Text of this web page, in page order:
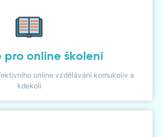
pro online školení
online vzdělávání komukoliv a
kdekoli